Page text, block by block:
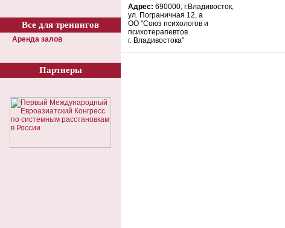
Все для тренингов
Аренда залов
Партнеры
Адрес: 690000, г.Владивосток,
ул. Пограничная 12, а
ОО "Союз психологов и
психотерапевтов
г. Владивостока"